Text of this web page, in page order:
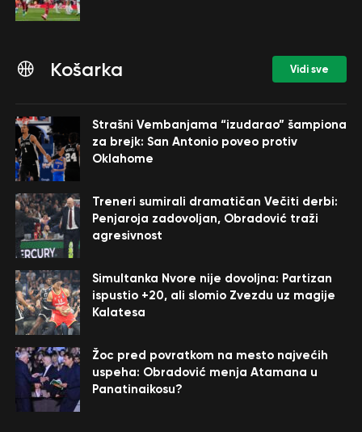
Košarka Vidi sve
Strašni Vembanjama “izudarao” šampiona
za brejk: San Antonio poveo protiv
Oklahome
Treneri sumirali dramatičan Večiti derbi:
Penjaroja zadovoljan, Obradović traži
agresivnost
Simultanka Nvore nije dovoljna: Partizan
ispustio +20, ali slomio Zvezdu uz magije
Kalatesa
Žoc pred povratkom na mesto najvećih
uspeha: Obradović menja Atamana u
Panatinaikosu?